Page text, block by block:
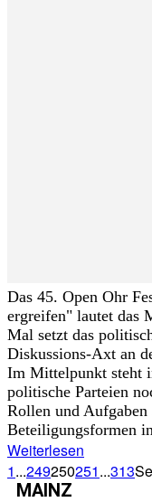
Das 45. Open Ohr
ergreifen" lautet das
Mal setzt das
Diskussions-Axt an
Im Mittelpunkt steht
politische Parteien
Rollen und
Beteiligungsformen
Weiterlesen
1...249250251...313
MAINZ